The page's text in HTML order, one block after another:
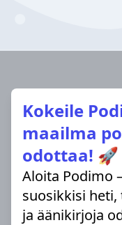
Kokeile
maailma
odottaa! 🚀
Aloita Podimo
suosikkisi heti,
ja äänikirjoja